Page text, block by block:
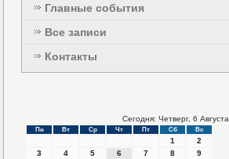
Главные события
Все записи
Контакты
Сегодня: Четверг, 6 Августа
Пн Вт Ср Чт Пт Сб Вс
1
2
3
4 5 6 7 8
9